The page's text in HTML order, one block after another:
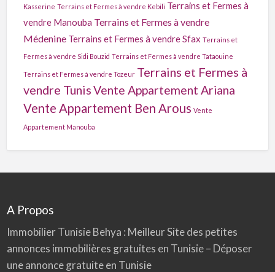
Kasserine Terrains et Fermes à vendre Kebili Terrains et Fermes à
vendre Manouba Terrains et Fermes à vendre
Médenine Terrains et Fermes à vendre Sfax Terrains et
Fermes à vendre Sidi Bouzid Terrains et Fermes à vendre Tataouine
Terrains et Fermes à vendre Tozeur Terrains et Fermes à
vendre TunisVente Appartement Ariana
Vente Appartement Ben Arous Vente
Appartement Manouba
A Propos
Immobilier TunisieBehya : Meilleur Site des petites
annonces immobilières gratuites en Tunisie – Déposer
une annonce gratuite en Tunisie